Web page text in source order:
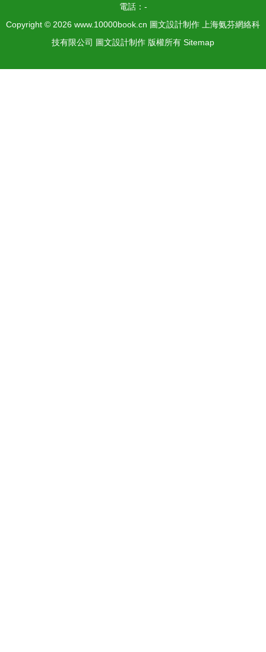
電話：-
Copyright © 2026 www.10000book.cn 圖文設計制作
上海氨芬網絡科
技有限公司 圖文設計制作 版權所有 Sitemap